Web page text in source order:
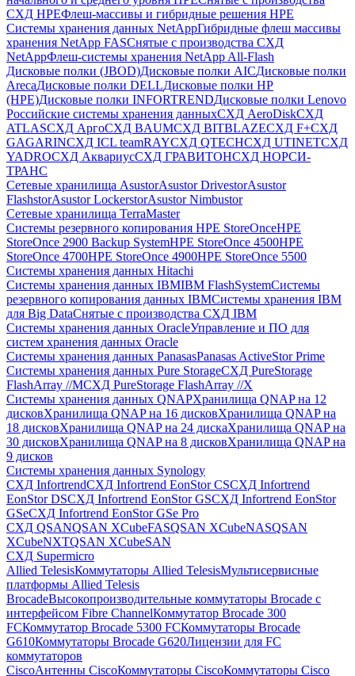
СХД HPEФлеш-массивы и гибридные решения HPE
Cистемы хранения данных NetAppГибридные флеш массивы
хранения NetApp FASСнятые с производства СХД
NetAppФлеш-системы хранения NetApp All-Flash
Дисковые полки (JBOD)Дисковые полки AICДисковые полки
ArecaДисковые полки DELLДисковые полки HP
(HPE)Дисковые полки INFORTRENDДисковые полки Lenovo
Российские системы хранения данныхСХД AeroDiskСХД
ATLASСХД AргоСХД BAUMСХД BITBLAZEСХД F+СХД
GAGARINСХД ICL teamRAYСХД QTECHСХД UTINETСХД
YADROСХД АквариусСХД ГРАВИТОНСХД НОРСИ-
ТРАНС
Сетевые хранилища AsustorAsustor DrivestorAsustor
FlashstorAsustor LockerstorAsustor Nimbustor
Сетевые хранилища TerraMaster
Системы резервного копирования HPE StoreOnceHPE
StoreOnce 2900 Backup SystemHPE StoreOnce 4500HPE
StoreOnce 4700HPE StoreOnce 4900HPE StoreOnce 5500
Системы хранения данных Hitachi
Системы хранения данных IBMIBM FlashSystemСистемы
резервного копирования данных IBMСистемы хранения IBM
для Big DataСнятые с производства СХД IBM
Системы хранения данных OracleУправление и ПО для
систем хранения данных Oracle
Системы хранения данных PanasasPanasas ActiveStor Prime
Системы хранения данных Pure StorageСХД PureStorage
FlashArray //MСХД PureStorage FlashArray //X
Системы хранения данных QNAPХранилища QNAP на 12
дисковХранилища QNAP на 16 дисковХранилища QNAP на
18 дисковХранилища QNAP на 24 дискаХранилища QNAP на
30 дисковХранилища QNAP на 8 дисковХранилища QNAP на
9 дисков
Системы хранения данных Synology
СХД InfortrendСХД Infortrend EonStor CSСХД Infortrend
EonStor DSСХД Infortrend EonStor GSСХД Infortrend EonStor
GSeСХД Infortrend EonStor GSe Pro
СХД QSANQSAN XCubeFASQSAN XCubeNASQSAN
XCubeNXTQSAN XCubeSAN
СХД Supermicro
Allied TelesisКоммутаторы Allied TelesisМультисервисные
платформы Allied Telesis
BrocadeВысокопроизводительные коммутаторы Brocade с
интерфейсом Fibre ChannelКоммутатор Brocade 300
FCКоммутатор Brocade 5300 FCКоммутаторы Brocade
G610Коммутаторы Brocade G620Лицензии для FC
коммутаторов
CiscoАнтенны CiscoКоммутаторы CiscoКоммутаторы Cisco